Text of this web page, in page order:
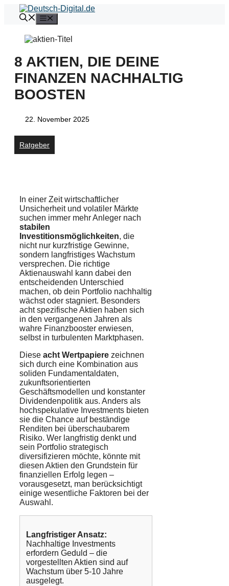
Inhalt
8 AKTIEN, DIE DEINE
FINANZEN NACHHALTIG
BOOSTEN
22. November 2025
Ratgeber
In einer Zeit wirtschaftlicher
Unsicherheit und volatiler Märkte
suchen immer mehr Anleger nach
stabilen
Investitionsmöglichkeiten, die
nicht nur kurzfristige Gewinne,
sondern langfristiges Wachstum
versprechen. Die richtige
Aktienauswahl kann dabei den
entscheidenden Unterschied
machen, ob dein Portfolio nachhaltig
wächst oder stagniert. Besonders
acht spezifische Aktien haben sich
in den vergangenen Jahren als
wahre Finanzbooster erwiesen,
selbst in turbulenten Marktphasen.
Diese acht Wertpapiere zeichnen
sich durch eine Kombination aus
soliden Fundamentaldaten,
zukunftsorientierten
Geschäftsmodellen und konstanter
Dividendenpolitik aus. Anders als
hochspekulative Investments bieten
sie die Chance auf beständige
Renditen bei überschaubarem
Risiko. Wer langfristig denkt und
sein Portfolio strategisch
diversifizieren möchte, könnte mit
diesen Aktien den Grundstein für
finanziellen Erfolg legen –
vorausgesetzt, man berücksichtigt
einige wesentliche Faktoren bei der
Auswahl.
Langfristiger Ansatz:
Nachhaltige Investments
erfordern Geduld – die
vorgestellten Aktien sind auf
Wachstum über 5-10 Jahre
ausgelegt.